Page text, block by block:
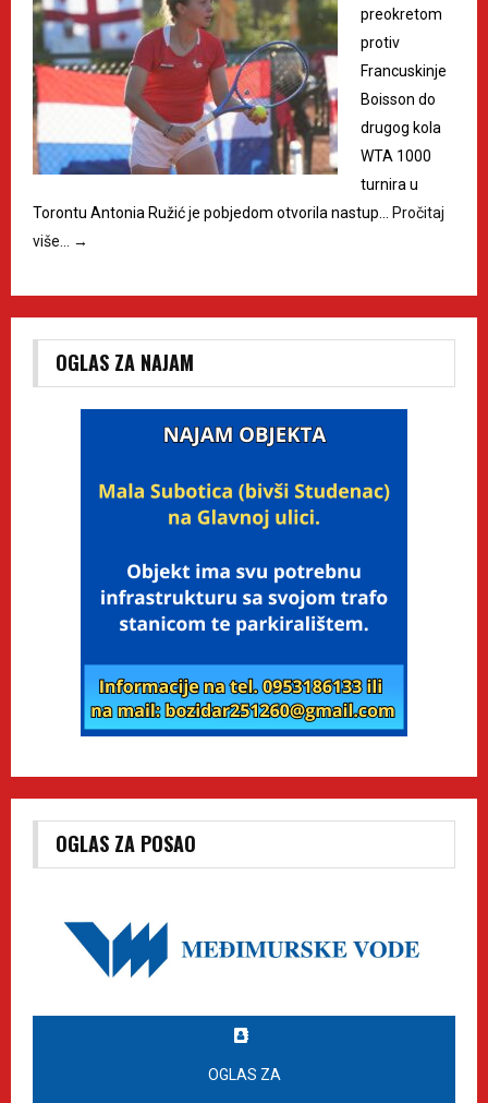
preokretom
protiv
Francuskinje
Boisson do
drugog kola
WTA 1000
turnira u
Torontu Antonia Ružić je pobjedom otvorila nastup…
Pročitaj
više…
→
OGLAS ZA NAJAM
OGLAS ZA POSAO
OGLAS ZA